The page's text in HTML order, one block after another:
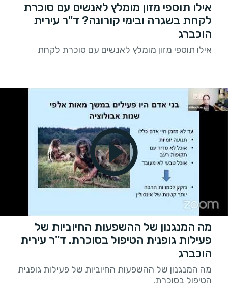
אילו תוספי מזון מומלץ לאנשים עם סוכרת
לקחת בשגרה ובימי קורונה? ד"ר עירית
הוכברג
אילו תוספי מזון מומלץ לאנשים עם סוכרת לקחת
מה המנגנון של ההשפעות החיוביות של
פעילות גופנית הטיפול בסוכרת. ד"ר עירית
הוכברג
מה המנגנון של ההשפעות החיוביות של פעילות גופנית
הטיפול בסוכרת.